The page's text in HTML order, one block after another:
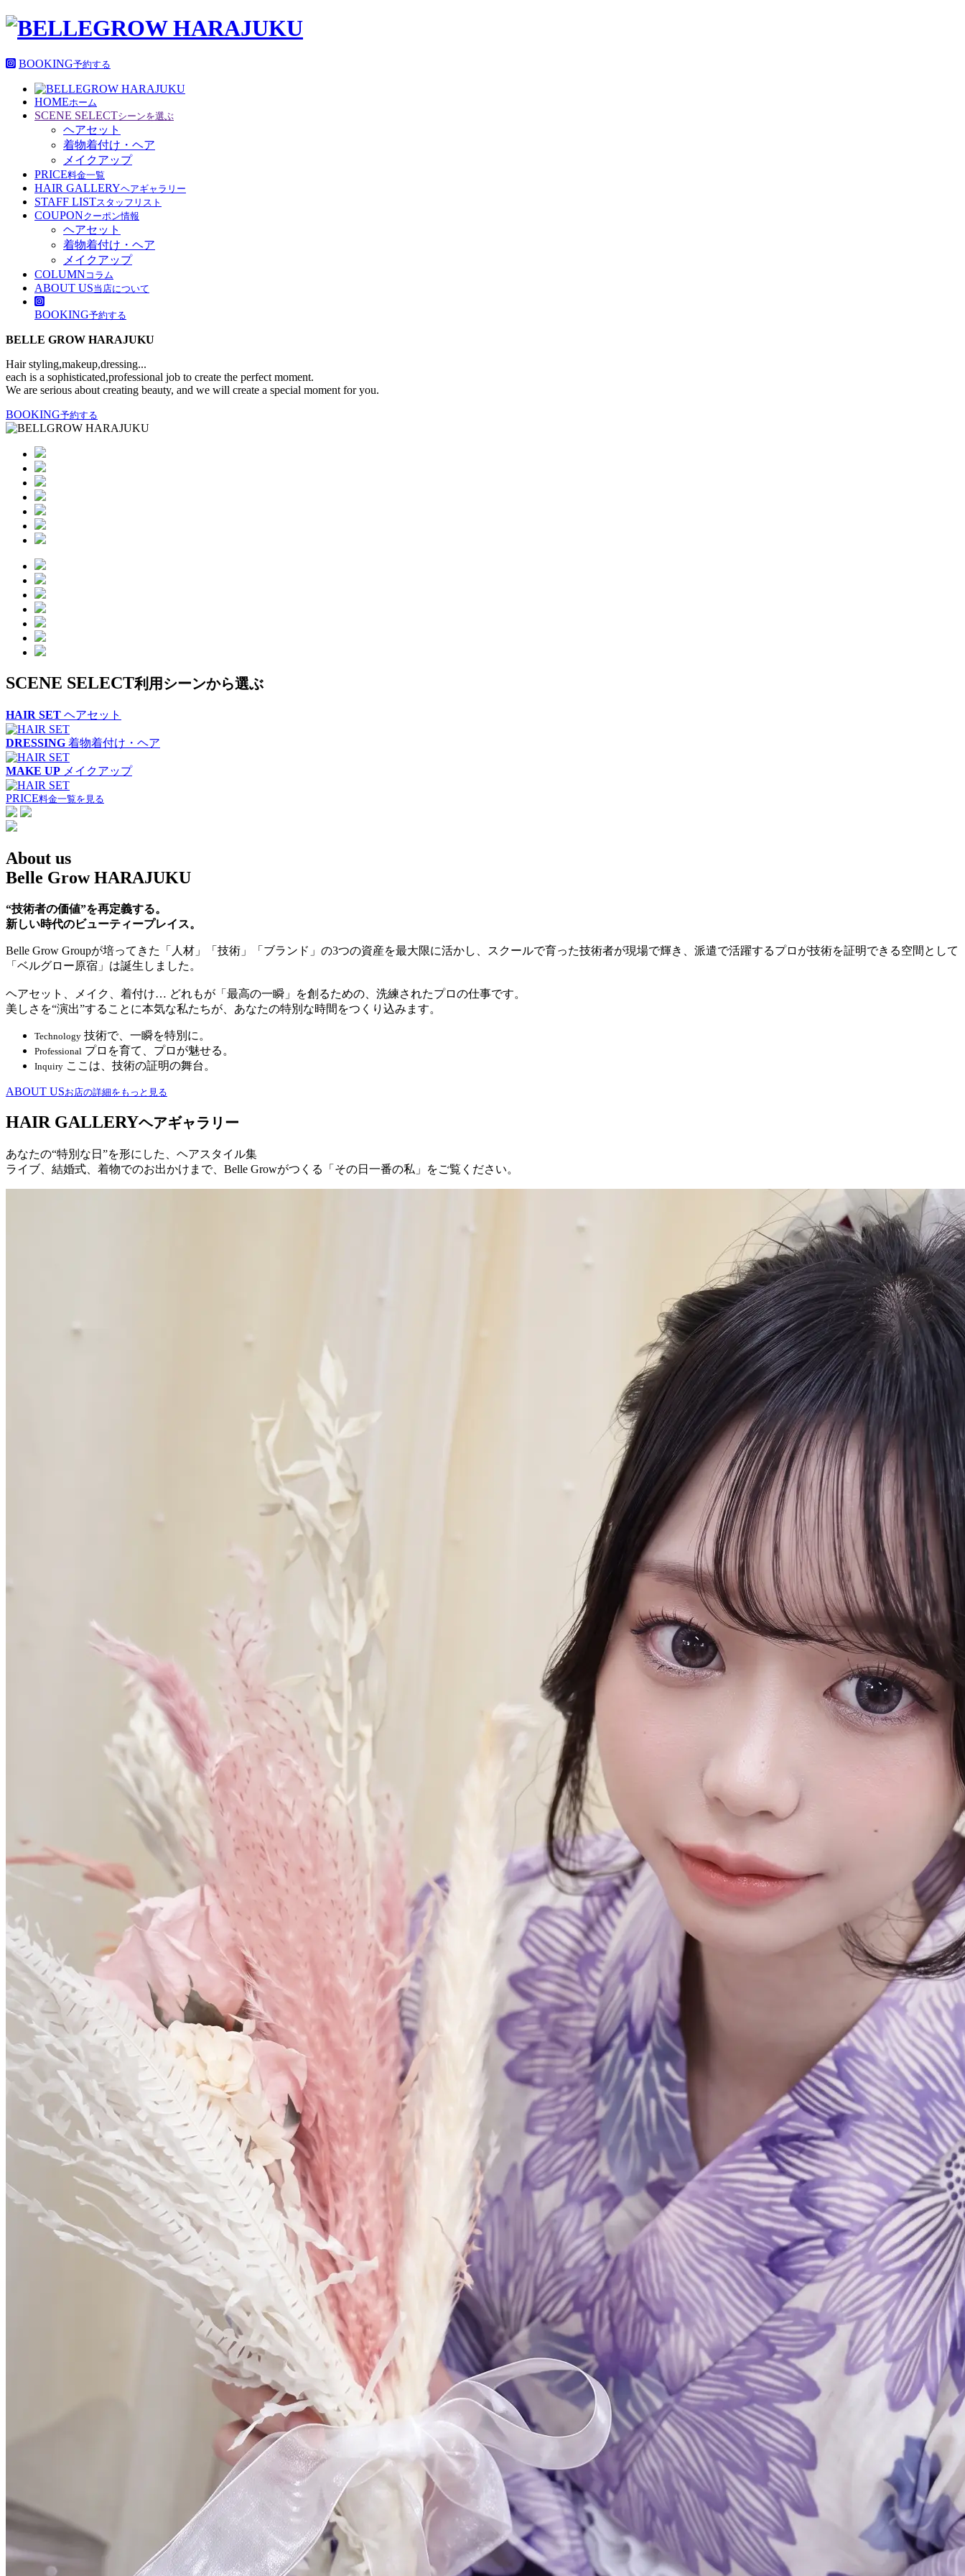
BOOKING予約する
HOMEホーム
SCENE SELECTシーンを選ぶ
ヘアセット
着物着付け・ヘア
メイクアップ
PRICE料金一覧
HAIR GALLERYヘアギャラリー
STAFF LISTスタッフリスト
COUPONクーポン情報
ヘアセット
着物着付け・ヘア
メイクアップ
COLUMN コラム
ABOUT US当店について
BOOKING予約する
BELLE GROW HARAJUKU
Hair styling,makeup,dressing...
each is a sophisticated,professional job to create the perfect moment.
We are serious about creating beauty, and we will create a special moment for you.
BOOKING予約する
SCENE SELECT利用シーンから選ぶ
HAIR SET ヘアセット
DRESSING 着物着付け・ヘア
MAKE UP メイクアップ
PRICE料金一覧を見る
About us
Belle Grow HARAJUKU
“技術者の価値”を再定義する。
新しい時代のビューティープレイス。
Belle Grow Groupが培ってきた「人材」「技術」「ブランド」の3つの資産を最大限に活かし、スクールで育った技術者が現場で輝き、派遣で活躍するプロが技術を証明できる空間として
「ベルグロー原宿」は誕生しました。
ヘアセット、メイク、着付け… どれもが「最高の一瞬」を創るための、洗練されたプロの仕事です。
美しさを“演出”することに本気な私たちが、あなたの特別な時間をつくり込みます。
Technology 技術で、一瞬を特別に。
Professional プロを育て、プロが魅せる。
Inquiry ここは、技術の証明の舞台。
ABOUT USお店の詳細をもっと見る
HAIR GALLERYヘアギャラリー
あなたの“特別な日”を形にした、ヘアスタイル集
ライブ、結婚式、着物でのお出かけまで、Belle Growがつくる「その日一番の私」をご覧ください。